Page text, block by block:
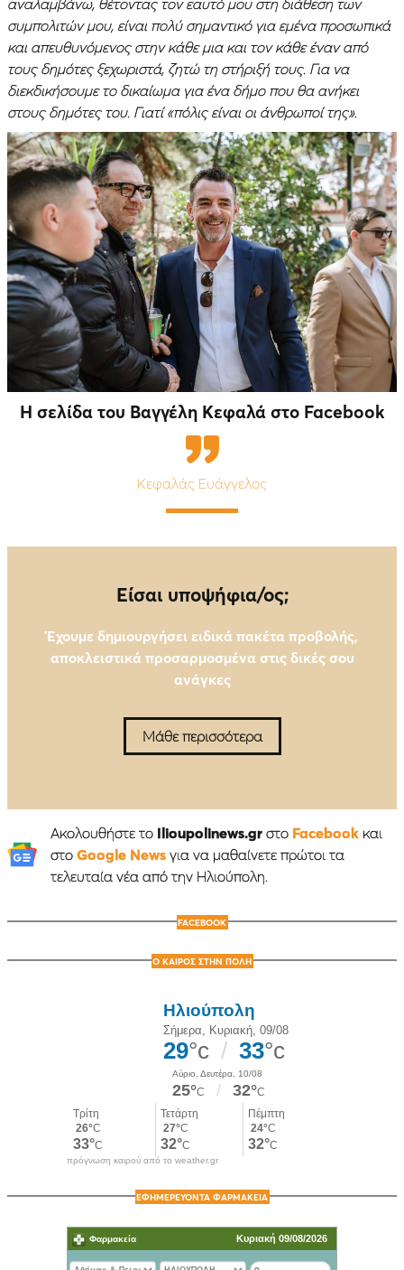
αναλαμβάνω, θέτοντας τον εαυτό μου στη διάθεση των
συμπολιτών μου, είναι πολύ σημαντικό για εμένα προσωπικά
και απευθυνόμενος στην κάθε μια και τον κάθε έναν από
τους δημότες ξεχωριστά, ζητώ τη στήριξή τους. Για να
διεκδικήσουμε το δικαίωμα για ένα δήμο που θα ανήκει
στους δημότες του. Γιατί «πόλις είναι οι άνθρωποί της».
Η σελίδα του Βαγγέλη Κεφαλά στο Facebook
Κεφαλάς Ευάγγελος
Eίσαι υποψήφια/ος;
Έχουμε δημιουργήσει ειδικά πακέτα προβολής,
αποκλειστικά προσαρμοσμένα στις δικές σου
ανάγκες
Μάθε περισσότερα
Ακολουθήστε το Ilioupolinews.grστο Facebookκαι
στο Google Newsγια να μαθαίνετε πρώτοι τα
τελευταία νέα από την Ηλιούπολη.
FACEBOOK
Ο ΚΑΙΡΟΣ ΣΤΗΝ ΠΟΛΗ
πρόγνωση καιρού από το weather.gr
ΕΦΗΜΕΡΕΥΟΝΤΑ ΦΑΡΜΑΚΕΙΑ